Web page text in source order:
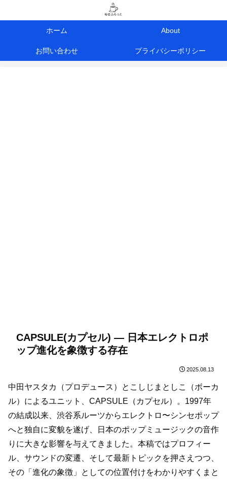
ホーム About
お問い合わせ プライバシーポリシー
CAPSULE(カプセル) — 日本エレクトロポ
ップ進化を象徴する存在
2025.08.13
中田ヤスタカ（プロデュース）とこしじまとしこ（ボーカ
ル）によるユニット、CAPSULE（カプセル）。1997年
の結成以来、渋谷系ルーツからエレクトロ〜シンセポップ
へと独自に変貌を遂げ、日本のポップミュージックの音作
りに大きな影響を与えてきました。本稿ではプロフィー
ル、サウンドの変遷、そして最新トピックを押さえつつ、
その「進化の象徴」としての位置付けをわかりやすくまと